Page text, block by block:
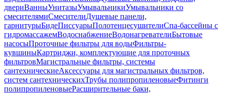
двериВанныУнитазыУмывальникиУмывальники со
смесителямиСмесителиДушевые панели,
гарнитурыБидеПиссуарыПолотенцесушителиСпа-бассейны с
гидромассажемВодоснабжениеВодонагревателиБытовые
насосыПроточные фильтры для водыФильтры-
кувшиныКартриджи, комплектующие для проточных
фильтровМагистральные фильтры, системы
сантехническиеАксессуары для магистральных фильтров,
систем сантехническихТрубы полипропиленовыеФитинги
полипропиленовыеРасширительные баки,